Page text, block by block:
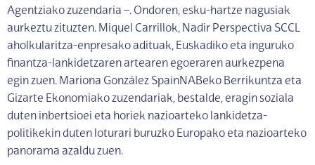
Agentziako zuzendaria –. Ondoren, esku-hartze nagusiak
aurkeztu zituzten. Miquel Carrillok, Nadir Perspectiva SCCL
aholkularitza-enpresako adituak, Euskadiko eta inguruko
finantza-lankidetzaren artearen egoeraren aurkezpena
egin zuen. Mariona González SpainNABeko Berrikuntza eta
Gizarte Ekonomiako zuzendariak, bestalde, eragin soziala
duten inbertsioei eta horiek nazioarteko lankidetza-
politikekin duten loturari buruzko Europako eta nazioarteko
panorama azaldu zuen.